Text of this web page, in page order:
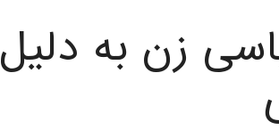
زن به دلیل